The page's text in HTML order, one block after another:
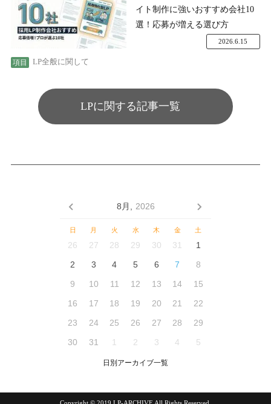
イト制作に強いおすすめ会社10
選！応募が増える選び方
LP全般に関して
2026.6.15
LPに関する記事一覧
8月, 2026
日 月 火 水 木 金 土
26 27 28 29 30 31
1
2
3 4 5 6 7
8
9
10 11 12 13 14
15
16
17 18 19 20 21
22
23
24 25 26 27 28
29
30
31 1 2 3 4 5
日別アーカイブ一覧